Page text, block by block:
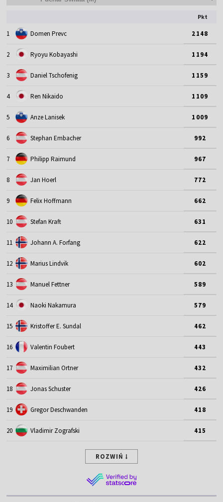
Pkt
1 Domen Prevc 2148
2 Ryoyu Kobayashi 1194
3 Daniel Tschofenig 1159
4 Ren Nikaido 1109
5 Anze Lanisek 1009
6 Stephan Embacher 992
7 Philipp Raimund 967
8 Jan Hoerl 772
9 Felix Hoffmann 662
10 Stefan Kraft 631
11 Johann A. Forfang 622
12 Marius Lindvik 602
13 Manuel Fettner 589
14 Naoki Nakamura 579
15 Kristoffer E. Sundal 462
16 Valentin Foubert 443
17 Maximilian Ortner 432
18 Jonas Schuster 426
19 Gregor Deschwanden 418
20 Vladimir Zografski 415
ROZWIŃ